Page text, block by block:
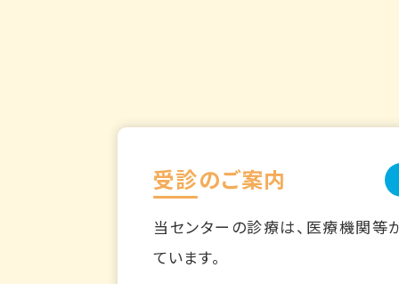
受診のご案内
当センターの診療は、医療機関等
ています。